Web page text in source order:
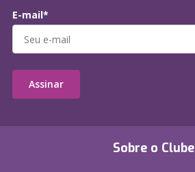
Sobre o Clube
E-mail*
Assinar